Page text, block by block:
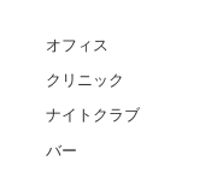
オフィス
クリニック
ナイトクラブ
バー